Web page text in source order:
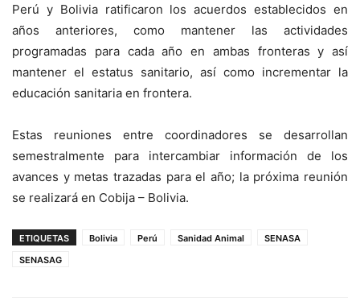
Perú y Bolivia ratificaron los acuerdos establecidos en
años anteriores, como mantener las actividades
programadas para cada año en ambas fronteras y así
mantener el estatus sanitario, así como incrementar la
educación sanitaria en frontera.
Estas reuniones entre coordinadores se desarrollan
semestralmente para intercambiar información de los
avances y metas trazadas para el año; la próxima reunión
se realizará en Cobija – Bolivia.
ETIQUETAS Bolivia Perú Sanidad Animal
SENASA
SENASAG